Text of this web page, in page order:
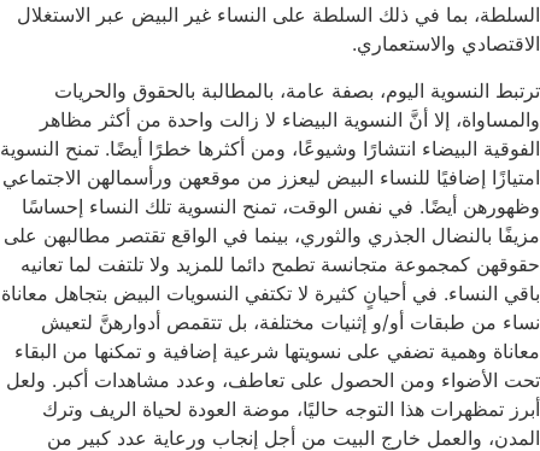
السلطة، بما في ذلك السلطة على النساء غير البيض عبر الاستغلال
الاقتصادي والاستعماري.
ترتبط النسوية اليوم، بصفة عامة، بالمطالبة بالحقوق والحريات
والمساواة، إلا أنَّ النسوية البيضاء لا زالت واحدة من أكثر مظاهر
الفوقية البيضاء انتشارًا وشيوعًا، ومن أكثرها خطرًا أيضًا. تمنح النسوية
امتيازًا إضافيًا للنساء البيض ليعزز من موقعهن ورأسمالهن الاجتماعي
وظهورهن أيضًا. في نفس الوقت، تمنح النسوية تلك النساء إحساسًا
مزيفًا بالنضال الجذري والثوري، بينما في الواقع تقتصر مطالبهن على
حقوقهن كمجموعة متجانسة تطمح دائما للمزيد ولا تلتفت لما تعانيه
باقي النساء. في أحيانٍ كثيرة لا تكتفي النسويات البيض بتجاهل معاناة
نساء من طبقات أو/و إثنيات مختلفة، بل تتقمص أدوارهنَّ لتعيش
معاناة وهمية تضفي على نسويتها شرعية إضافية و تمكنها من البقاء
تحت الأضواء ومن الحصول على تعاطف، وعدد مشاهدات أكبر. ولعل
أبرز تمظهرات هذا التوجه حاليًا، موضة العودة لحياة الريف وترك
المدن، والعمل خارج البيت من أجل إنجاب ورعاية عدد كبير من